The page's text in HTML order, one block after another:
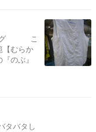
ログ こ
【むらか
のぶ』
タバタし